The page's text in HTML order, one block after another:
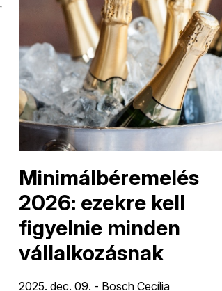
Minimálbéremelés
2026: ezekre kell
figyelnie minden
vállalkozásnak
2025. dec. 09. - Bosch Cecília